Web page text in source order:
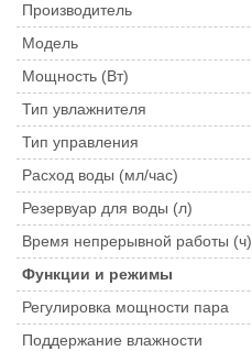
Производитель
Модель
Мощность (Вт)
Тип увлажнителя
Тип управления
Расход воды (мл/час)
Резервуар для воды (л)
Время непрерывной работы (ч)
Функции и режимы
Регулировка мощности пара
Поддержание влажности